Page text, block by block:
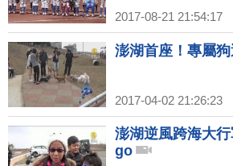
2017-08-21 21:54:17
澎湖首座！專屬
2017-04-02 21:26:23
澎湖逆風跨海大
go